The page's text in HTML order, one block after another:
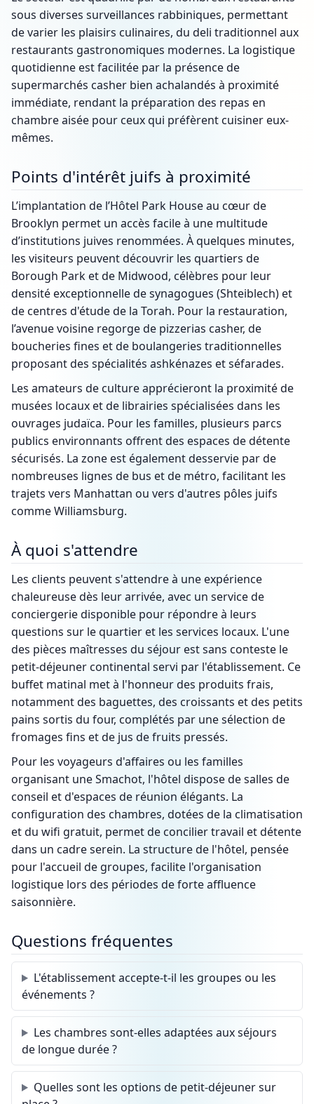
sous diverses surveillances rabbiniques, permettant
de varier les plaisirs culinaires, du deli traditionnel aux
restaurants gastronomiques modernes. La logistique
quotidienne est facilitée par la présence de
supermarchés casher bien achalandés à proximité
immédiate, rendant la préparation des repas en
chambre aisée pour ceux qui préfèrent cuisiner eux-
mêmes.
Points d'intérêt juifs à proximité
L’implantation de l’Hôtel Park House au cœur de
Brooklyn permet un accès facile à une multitude
d’institutions juives renommées. À quelques minutes,
les visiteurs peuvent découvrir les quartiers de
Borough Park et de Midwood, célèbres pour leur
densité exceptionnelle de synagogues (Shteiblech) et
de centres d'étude de la Torah. Pour la restauration,
l’avenue voisine regorge de pizzerias casher, de
boucheries fines et de boulangeries traditionnelles
proposant des spécialités ashkénazes et séfarades.
Les amateurs de culture apprécieront la proximité de
musées locaux et de librairies spécialisées dans les
ouvrages judaïca. Pour les familles, plusieurs parcs
publics environnants offrent des espaces de détente
sécurisés. La zone est également desservie par de
nombreuses lignes de bus et de métro, facilitant les
trajets vers Manhattan ou vers d'autres pôles juifs
comme Williamsburg.
À quoi s'attendre
Les clients peuvent s'attendre à une expérience
chaleureuse dès leur arrivée, avec un service de
conciergerie disponible pour répondre à leurs
questions sur le quartier et les services locaux. L'une
des pièces maîtresses du séjour est sans conteste le
petit-déjeuner continental servi par l'établissement. Ce
buffet matinal met à l'honneur des produits frais,
notamment des baguettes, des croissants et des petits
pains sortis du four, complétés par une sélection de
fromages fins et de jus de fruits pressés.
Pour les voyageurs d'affaires ou les familles
organisant une Smachot, l'hôtel dispose de salles de
conseil et d'espaces de réunion élégants. La
configuration des chambres, dotées de la climatisation
et du wifi gratuit, permet de concilier travail et détente
dans un cadre serein. La structure de l'hôtel, pensée
pour l'accueil de groupes, facilite l'organisation
logistique lors des périodes de forte affluence
saisonnière.
Questions fréquentes
L'établissement accepte-t-il les groupes ou les
événements ?
Les chambres sont-elles adaptées aux séjours
de longue durée ?
Quelles sont les options de petit-déjeuner sur